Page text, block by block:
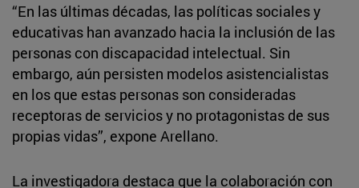
“En las últimas décadas, las políticas sociales y
educativas han avanzado hacia la inclusión de las
personas con discapacidad intelectual. Sin
embargo, aún persisten modelos asistencialistas
en los que estas personas son consideradas
receptoras de servicios y no protagonistas de sus
propias vidas”, expone Arellano.
La investigadora destaca que la colaboración con